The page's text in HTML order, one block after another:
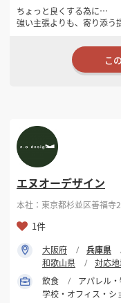
ちょっと良くする為に…
強い主張よりも、寄り添う
クライアントの要件を正
センスを添える。
それが、長く納得して使
良いものと良いつくり手
限られた予算の中で、最大
こ
エヌオーデザイン
本社：東京都杉並区善福
1件
大阪府 兵庫県
和歌山県
対応
飲食
アパレル
学校・オフィス・シ